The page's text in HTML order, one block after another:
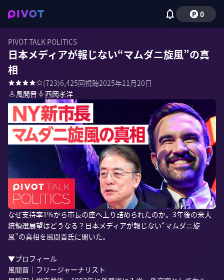
0
PIVOT TALK POLITICS
日本メディアが報じない“マムダニ旋風”の真
相
(723)6,425回視聴2025年11月20日
風間晋
西岡孝洋
なぜ支持率1%から市長の座へ上り詰められたのか。3年後の米大
統領選展望はどうなる？日本メディアが報じない“マムダニ旋
風”の真相を風間晋氏に聞いた。
▼プロフィール
風間晋｜フリージャーナリスト